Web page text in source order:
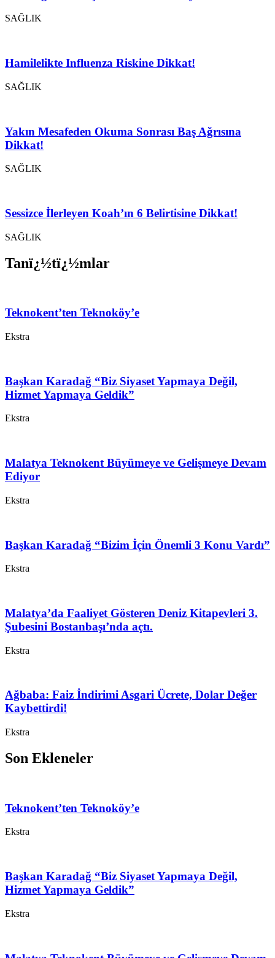
SAĞLIK
Hamilelikte Influenza Riskine Dikkat!
SAĞLIK
Yakın Mesafeden Okuma Sonrası Baş Ağrısına
Dikkat!
SAĞLIK
Sessizce İlerleyen Koah’ın 6 Belirtisine Dikkat!
SAĞLIK
Tanï¿½tï¿½mlar
Teknokent’ten Teknoköy’e
Ekstra
Başkan Karadağ “Biz Siyaset Yapmaya Değil,
Hizmet Yapmaya Geldik”
Ekstra
Malatya Teknokent Büyümeye ve Gelişmeye Devam
Ediyor
Ekstra
Başkan Karadağ “Bizim İçin Önemli 3 Konu Vardı”
Ekstra
Malatya’da Faaliyet Gösteren Deniz Kitapevleri 3.
Şubesini Bostanbaşı’nda açtı.
Ekstra
Ağbaba: Faiz İndirimi Asgari Ücrete, Dolar Değer
Kaybettirdi!
Ekstra
Son Ekleneler
Teknokent’ten Teknoköy’e
Ekstra
Başkan Karadağ “Biz Siyaset Yapmaya Değil,
Hizmet Yapmaya Geldik”
Ekstra